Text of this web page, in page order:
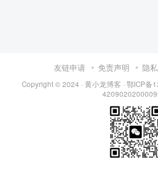
友链申请 免责声明 隐
Copyright © 2024 ·黄小龙博客 ·鄂ICP备